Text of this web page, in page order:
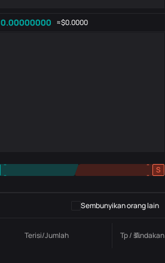
0.00000000 ≈$0.0000
-
-
S
-
-
Sembunyikan orang lain
Terisi/Jumlah Tp / sl.Tindakan